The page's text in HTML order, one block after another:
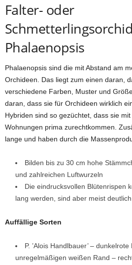
Falter- oder
Phalaenopsis
Phalaenopsis sind die mit Abstand am
Orchideen. Das liegt zum einen daran,
verschiedene Farben, Muster und
daran, dass sie für Orchideen wirklich
Hybriden sind so gezüchtet, dass sie
Wohnungen prima zurechtkommen.
lange und haben durch die
Bilden bis zu 30 cm hohe
und zahlreichen Luftwurzeln
Die eindrucksvollen Blütenrispen
lang werden, sind aber meist
Auffällige Sorten
P. ’Alois Handlbauer’ –
unregelmäßigen weißen Rand –